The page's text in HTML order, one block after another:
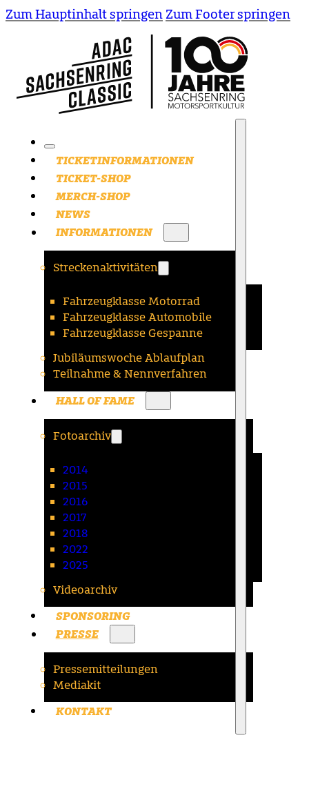
Zum Hauptinhalt springen Zum Footer springen
TICKETINFORMATIONEN
TICKET-SHOP
MERCH-SHOP
NEWS
INFORMATIONEN
Streckenaktivitäten
Fahrzeugklasse Motorrad
Fahrzeugklasse Automobile
Fahrzeugklasse Gespanne
Jubiläumswoche Ablaufplan
Teilnahme & Nennverfahren
HALL OF FAME
Fotoarchiv
2014
2015
2016
2017
2018
2022
2025
Videoarchiv
SPONSORING
PRESSE
Pressemitteilungen
Mediakit
KONTAKT